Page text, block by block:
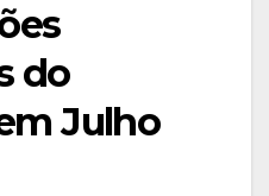
do
Julho